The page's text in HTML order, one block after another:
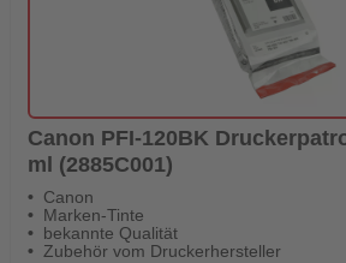
Canon PFI-120BK
ml (2885C001)
Canon
Marken-Tinte
bekannte Qualität
Zubehör vom Druckerhersteller